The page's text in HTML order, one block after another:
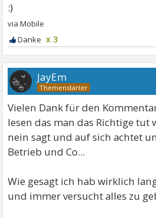
x 3
JayEm
Vielen Dank für den
lesen das man das Richtige tut
nein sagt und auf sich achtet
Betrieb und Co...
Wie gesagt ich hab wirklich
und immer versucht alles zu